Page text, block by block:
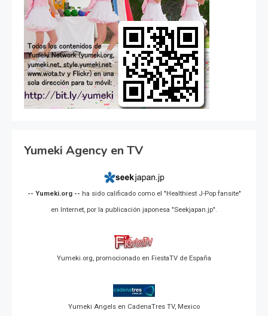
Yumeki Agency en TV
-- Yumeki.org -- ha sido calificado como el "Healthiest J-Pop fansite"
en Internet, por la publicación japonesa "Seekjapan.jp".
Yumeki.org, promocionado en FiestaTV de España
Yumeki Angels en CadenaTres TV, Mexico